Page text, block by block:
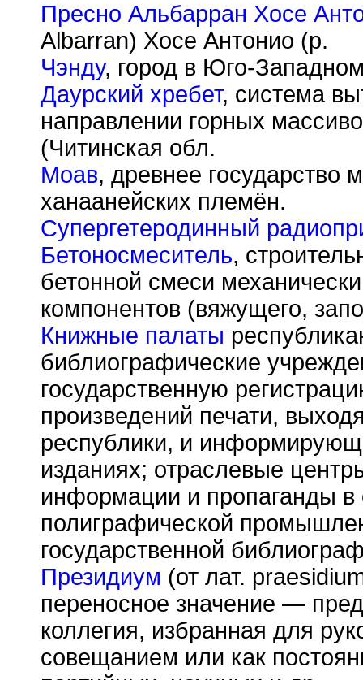
Пресно Альбарран Хосе
Albarran) Хосе Антонио (р.
Чэнду, город в Юго-
Даурский хребет, система
направлении горных
(Читинская обл.
Моав, древнее государство
ханаанейских племён.
Супергетеродинный
Бетоносмеситель,
бетонной смеси
компонентов (вяжущего,
Книжные палаты
библиографические
государственную
произведений печати,
республики, и
изданиях; отраслевые
информации и пропаганды в
полиграфической
государственной
Президиум (от лат.
переносное значение —
коллегия, избранная для
совещанием или как